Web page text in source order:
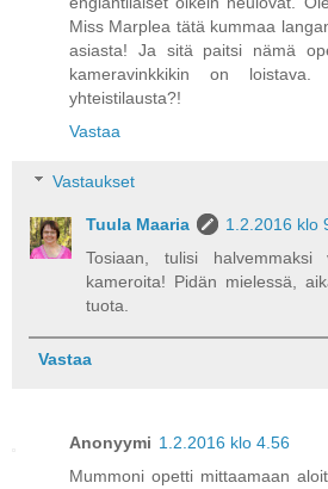
Miss Marplea tätä kummaa
asiasta! Ja sitä paitsi nämä
kameravinkkikin on
yhteistilausta?!
Vastaa
Vastaukset
Tuula Maaria
1.2.2016 klo
Tosiaan, tulisi
kameroita! Pidän mielessä,
tuota.
Vastaa
Anonyymi 1.2.2016 klo 4.56
Mummoni opetti mittaamaan